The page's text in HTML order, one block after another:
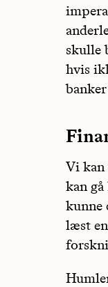
skulle
hvis
Vi kan
kan
kunne
læst